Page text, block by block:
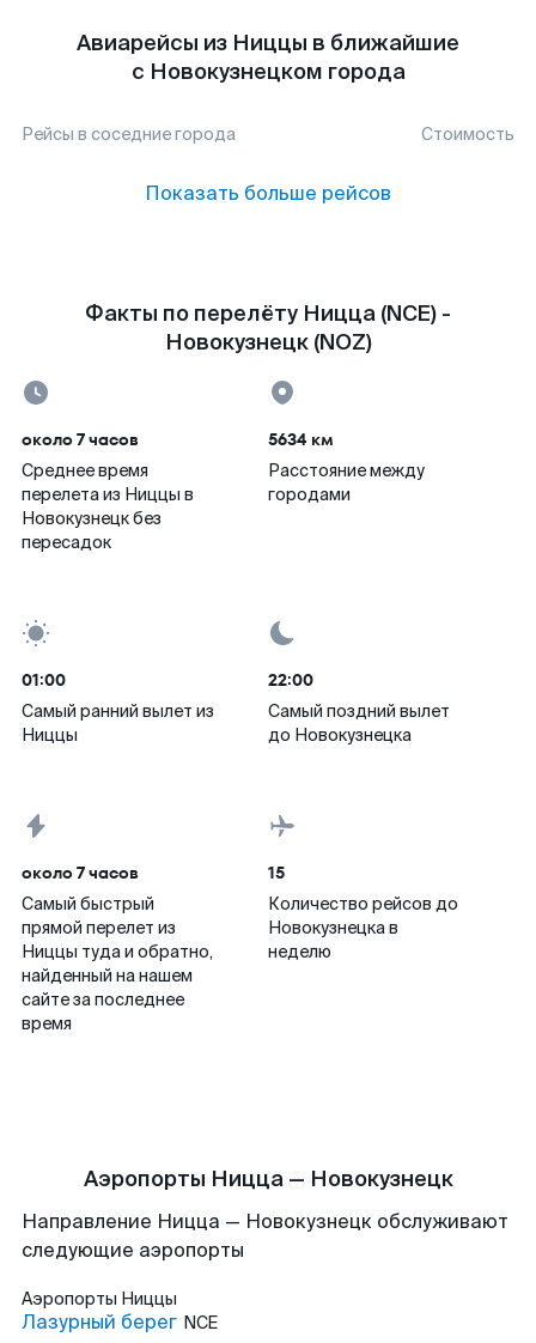
Авиарейсы из Ниццы в ближайшие
с Новокузнецком города
Рейсы в соседние города Стоимость
Показать больше рейсов
Факты по перелёту Ницца (NCE) -
Новокузнецк (NOZ)
около 7 часов
Среднее время
перелета из Ниццы в
Новокузнецк без
пересадок
5634 км
Расстояние между
городами
01:00
Самый ранний вылет из
Ниццы
22:00
Самый поздний вылет
до Новокузнецка
около 7 часов
Самый быстрый
прямой перелет из
Ниццы туда и обратно,
найденный на нашем
сайте за последнее
время
15
Количество рейсов до
Новокузнецка в
неделю
Аэропорты Ницца — Новокузнецк
Направление Ницца — Новокузнецк обслуживают
следующие аэропорты
Аэропорты Ниццы
Лазурный берег NCE